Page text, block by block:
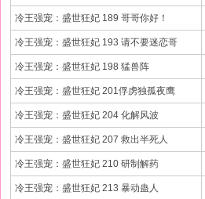
冷王强宠：盛世狂妃 189 哥哥你好！
冷王强宠：盛世狂妃 193 请不要迷恋哥
冷王强宠：盛世狂妃 198 猛兽阵
冷王强宠：盛世狂妃 201俘虏独孤夜鹰
冷王强宠：盛世狂妃 204 化解风波
冷王强宠：盛世狂妃 207 救出半死人
冷王强宠：盛世狂妃 210 研制解药
冷王强宠：盛世狂妃 213 暴动蛊人